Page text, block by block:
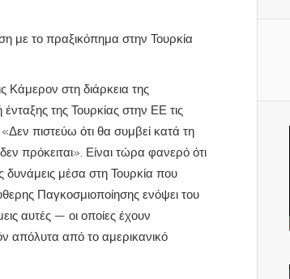
με το πραξικόπημα στην Τουρκία
Κάμερον στη διάρκεια της
της Τουρκίας στην ΕΕ τις
πιστεύω ότι θα συμβεί κατά τη
πρόκειται». Είναι τώρα φανερό ότι
δυνάμεις μέσα στη Τουρκία που
Παγκοσμιοποίησης ενόψει του
αυτές — οι οποίες έχουν
απόλυτα από το αμερικανικό